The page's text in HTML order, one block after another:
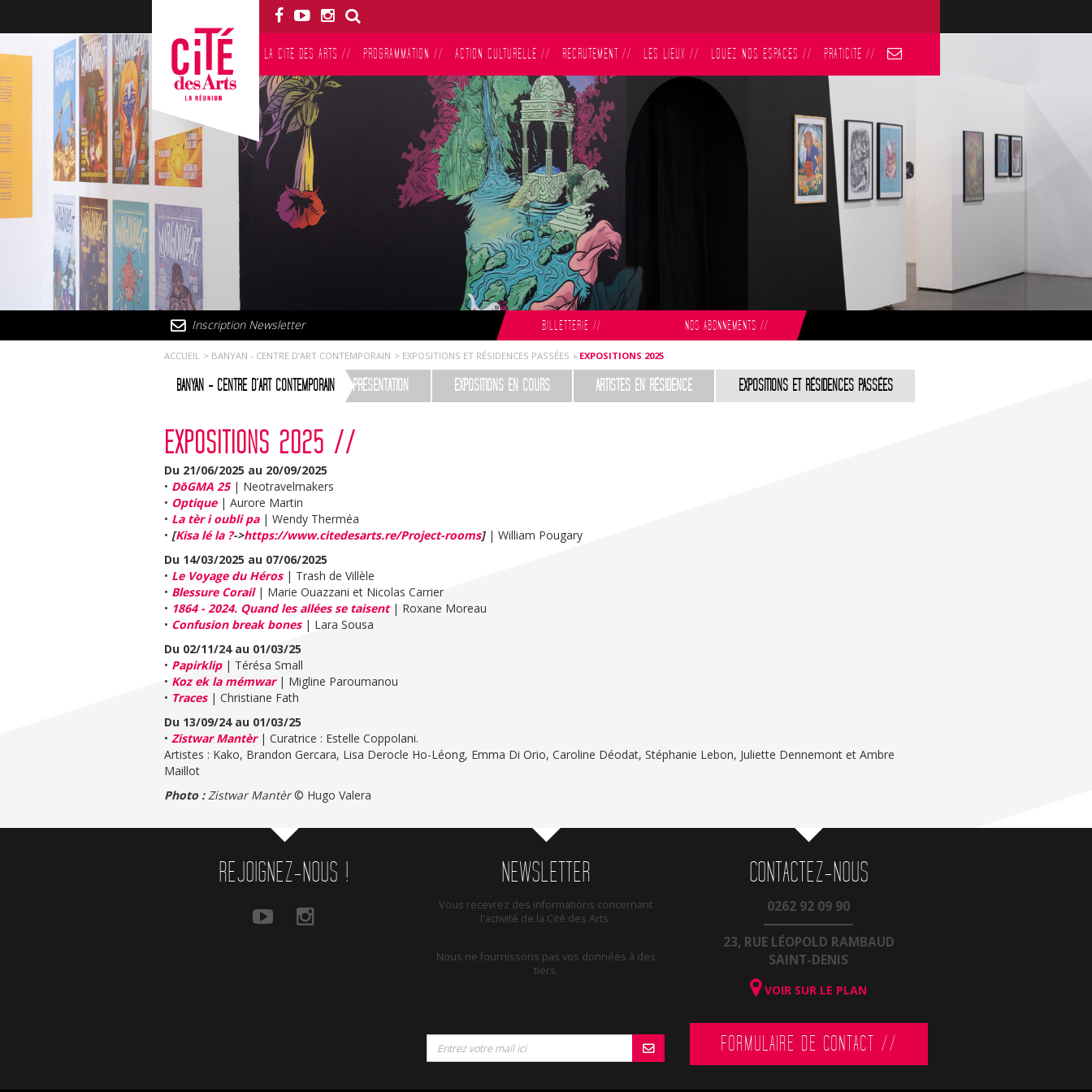
LA CITÉ DES ARTS // PROGRAMMATION // ACTION CULTURELLE // RECRUTEMENT // LES LIEUX // LOUEZ NOS ESPACES // PRATICITÉ //
BILLETTERIE // NOS ABONNEMENTS //
Inscription Newsletter
ACCUEIL BANYAN - CENTRE D’ART CONTEMPORAIN EXPOSITIONS ET RÉSIDENCES PASSÉES EXPOSITIONS 2025
BANYAN - CENTRE D’ART CONTEMPORAIN PRÉSENTATION EXPOSITIONS EN COURS ARTISTES EN RÉSIDENCE EXPOSITIONS ET RÉSIDENCES PASSÉES
EXPOSITIONS 2025 //
Du 21/06/2025 au 20/09/2025
• DōGMA 25 | Neotravelmakers
• Optique| Aurore Martin
• La tèr i oubli pa | Wendy Therméa
• [Kisa lé la ?->https://www.citedesarts.re/Project-rooms] | William Pougary
Du 14/03/2025 au 07/06/2025
• Le Voyage du Héros | Trash de Villèle
• Blessure Corail | Marie Ouazzani et Nicolas Carrier
• 1864 - 2024. Quand les allées se taisent | Roxane Moreau
• Confusion break bones | Lara Sousa
Du 02/11/24 au 01/03/25
• Papirklip | Térésa Small
• Koz ek la mémwar | Migline Paroumanou
• Traces | Christiane Fath
Du 13/09/24 au 01/03/25
• Zistwar Mantèr | Curatrice : Estelle Coppolani.
Artistes : Kako, Brandon Gercara, Lisa Derocle Ho-Léong, Emma Di Orio, Caroline Déodat, Stéphanie Lebon, Juliette Dennemont et Ambre
Maillot
Photo : Zistwar Mantèr© Hugo Valera
REJOIGNEZ-NOUS ! NEWSLETTER
Vous recevrez des informations concernant
l'activité de la Cité des Arts.
Nous ne fournissons pas vos données à des
tiers.
CONTACTEZ-NOUS
0262 92 09 90
23, RUE LÉOPOLD RAMBAUD
SAINT-DENIS
VOIR SUR LE PLAN
FORMULAIRE DE CONTACT //